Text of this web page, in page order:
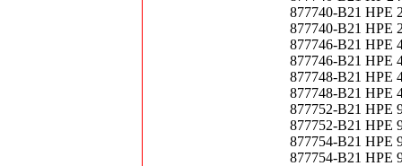
877740-B21 HPE
877740-B21 HPE
877746-B21 HPE
877746-B21 HPE
877748-B21 HPE
877748-B21 HPE
877752-B21 HPE
877752-B21 HPE
877754-B21 HPE
877754-B21 HPE